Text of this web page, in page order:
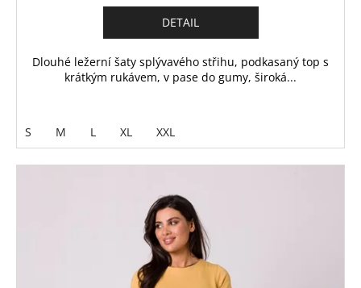
DETAIL
Dlouhé ležerní šaty splývavého střihu, podkasaný top s
krátkým rukávem, v pase do gumy, široká...
S M L XL XXL